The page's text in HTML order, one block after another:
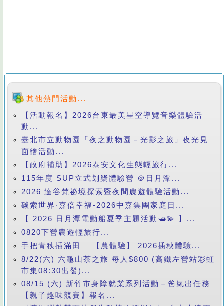
其他熱門活動...
【活動報名】2026台東最美星空導覽音樂體驗活
動...
臺北市立動物園「夜之動物園－光影之旅」夜光見
面繪活動...
【政府補助】2026泰安文化生態輕旅行...
115年度 SUP立式划槳體驗營 ＠日月潭...
2026 達谷梵祕境探索暨夜間農遊體驗活動...
碳索世界·嘉倍幸福-2026中嘉集團家庭日...
【 2026 日月潭電動船夏季主題活動🛥️💫 】...
0820下營農遊輕旅行...
手把青秧插滿田 —【農體驗】 2026插秧體驗...
8/22(六) 六龜山茶之旅 每人$800 (高鐵左營站彩虹
市集08:30出發)...
08/15 (六) 新竹市身障就業系列活動－爸氣出任務
【親子趣味競賽】報名...